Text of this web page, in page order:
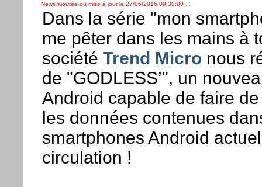
News ajoutée ou mise à jour le 27/06/2016 09:30:00 ...
Dans la série "mon
me pêter dans les mains à
société Trend Micronous
de "GODLESS’", un
Android capable de faire
les données contenues
smartphones Android
circulation !